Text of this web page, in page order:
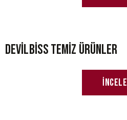
Devilbiss Temiz Ürünler
İncele